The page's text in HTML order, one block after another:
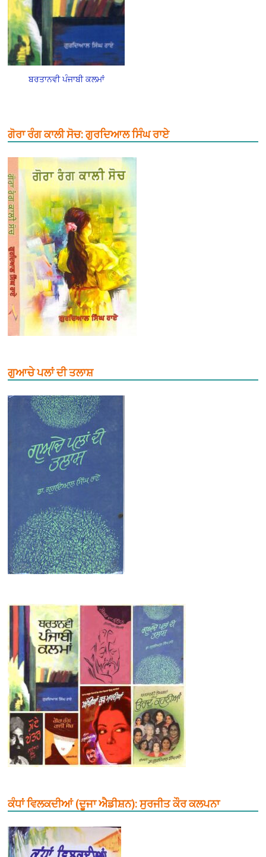
ਬਰਤਾਨਵੀ ਪੰਜਾਬੀ ਕਲਮਾਂ
ਗੋਰਾ ਰੰਗ ਕਾਲੀ ਸੋਚ: ਗੁਰਦਿਆਲ ਸਿੰਘ ਰਾਏ
ਗੁਆਚੇ ਪਲਾਂ ਦੀ ਤਲਾਸ਼
ਕੰਧਾਂ ਵਿਲਕਦੀਆਂ (ਦੂਜਾ ਐਡੀਸ਼ਨ): ਸੁਰਜੀਤ ਕੌਰ ਕਲਪਨਾ